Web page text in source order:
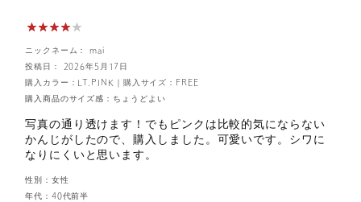
ニックネーム： mai
投稿日： 2026年5月17日
購入サイズ：FREE
購入カラー：LT.PINK
購入商品のサイズ感： ちょうどよい
写真の通り透けます！でもピンクは比較的気にならない
かんじがしたので、購入しました。可愛いです。シワに
なりにくいと思います。
性別： 女性
年代： 40代前半